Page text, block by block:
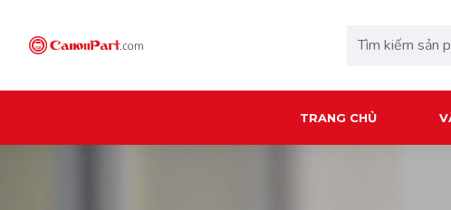
TRANG CHỦ